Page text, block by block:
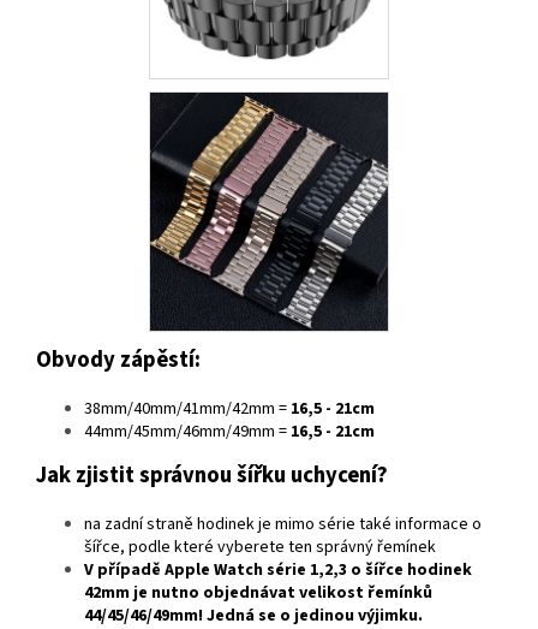
Obvody zápěstí:
38mm/40mm/41mm/42mm = 16,5 - 21cm
44mm/45mm/46mm/49mm = 16,5 - 21cm
Jak zjistit správnou šířku uchycení?
na zadní straně hodinek je mimo série také informace o
šířce, podle které vyberete ten správný řemínek
V případě Apple Watch série 1,2,3 o šířce hodinek
42mm je nutno objednávat velikost řemínků
44/45/46/49mm! Jedná se o jedinou výjimku.